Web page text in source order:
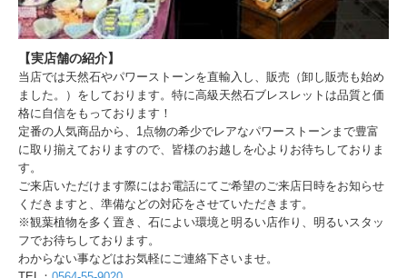
【実店舗の紹介】
当店では天然石やパワーストーンを直輸入し、販売（卸し販売も始め
ました。）をしております。特に高級天然石ブレスレットは品質と価
格に自信をもっております！
定番の人気商品から、1点物の希少でレアなパワーストーンまで豊富
に取り揃えておりますので、皆様のお越しを心よりお待ちしておりま
す。
ご来店いただけます際にはお電話にてご希望のご来店日時をお知らせ
くだきますと、準備などの対応をさせていただきます。
※観葉植物を多く置き、石によい環境と明るい店作り、明るいスタッ
フでお待ちしております。
わからない事などはお気軽にご連絡下さいませ。